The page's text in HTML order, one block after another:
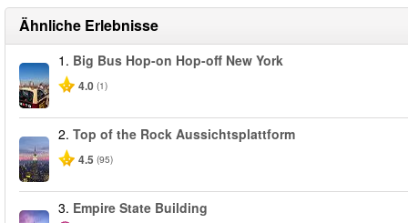
Ähnliche Erlebnisse
1. Big Bus Hop-on Hop-off New York
4.0 (1)
2. Top of the Rock Aussichtsplattform
4.5 (95)
3. Empire State Building